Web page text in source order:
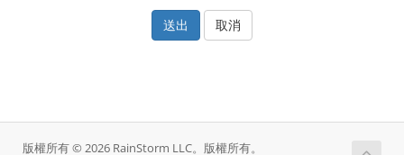
取消
版權所有 © 2026 RainStorm LLC。版權所有。